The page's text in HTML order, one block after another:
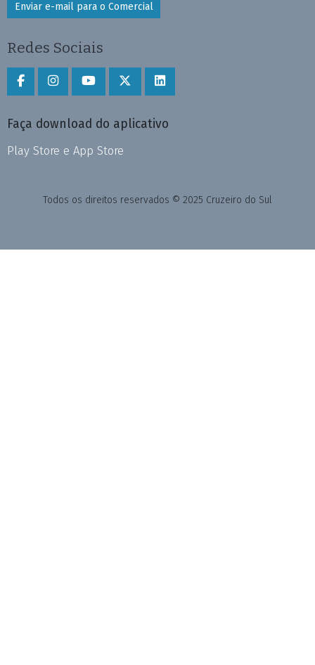
Enviar e-mail para o Comercial
Redes Sociais
Faça download do aplicativo
Play Store e App Store
Todos os direitos reservados © 2025 Cruzeiro do Sul